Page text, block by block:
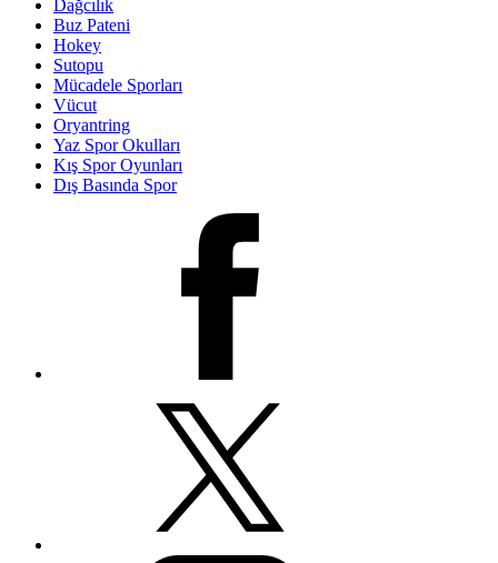
Dağcılık
Buz Pateni
Hokey
Sutopu
Mücadele Sporları
Vücut
Oryantring
Yaz Spor Okulları
Kış Spor Oyunları
Dış Basında Spor